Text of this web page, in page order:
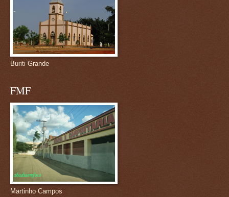
Buriti Grande
FMF
Martinho Campos